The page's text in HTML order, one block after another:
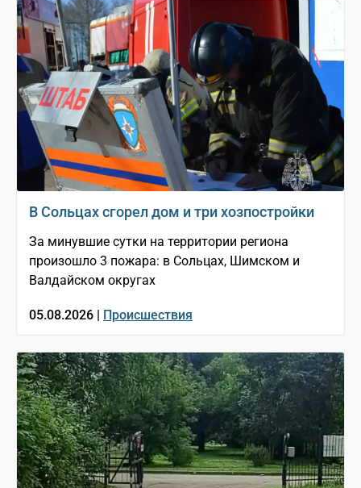
В Сольцах сгорел дом и три хозпостройки
За минувшие сутки на территории региона
произошло 3 пожара: в Сольцах, Шимском и
Валдайском округах
05.08.2026 | Происшествия